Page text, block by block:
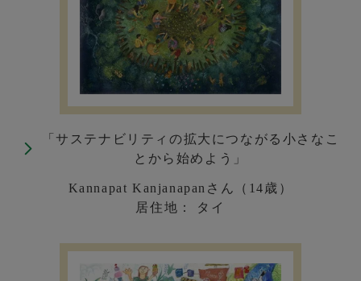
「サステナビリティの拡大につながる小さなこ
とから始めよう」
Kannapat Kanjanapanさん（14歳）
居住地： タイ